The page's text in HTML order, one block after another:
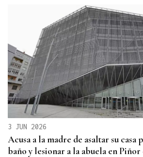
3 JUN 2026
Acusa a la madre de asaltar su casa
baño y lesionar a la abuela en Piñor